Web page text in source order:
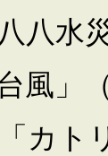
八水
台風
カト